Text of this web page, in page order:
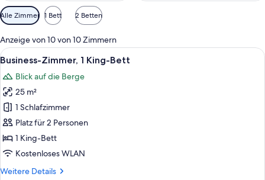
Verfügbare
Filter
für
Zimmer
Alle Zimmer 1 Bett 2 Betten
Anzeige von 10 von 10 Zimmern
Alle
Fotos
für
Business-
Zimmer,
1 King-
Bett
anzeigen
Ein Hotelzimmer mit einem großen
8
Business-Zimmer, 1 King-Bett
Blick auf die Berge
25 m²
1 Schlafzimmer
Platz für 2 Personen
1 King-Bett
Kostenloses WLAN
Weitere Details
Weitere